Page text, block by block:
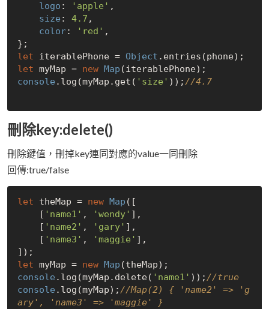
logo : 'apple' ,
size : 4.7 ,
color: 'red' ,
let iterablePhone = Object
let myMap = new Map
console .log(myMap.get( 'size' )); //4.7
刪除key:delete()
刪除鍵值，刪掉key連同對應的value一同刪除
回傳:true/false
let theMap = new Map ([
    [
'name1' , 'wendy' ],
    [
'name2' , 'gary' ],
    [
'name3' , 'maggie' ],
let myMap = new Map
console .log(myMap.delete( 'name1' )); //true
console .log(myMap); //Map(2) { 'name2' => 'g
ary', 'name3' => 'maggie' }